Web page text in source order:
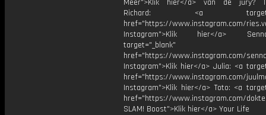
Meer">Klik hier</a> van de jury?
Richard: <a
href="https://www.instagram.com/
Instagram">Klik hier</a>
target="_blank"
href="https://www.instagram.com/
Instagram">Klik hier</a> Julia: <a
href="https://www.instagram.com/
Instagram">Klik hier</a> Toto: <a
href="https://www.instagram.com/
SLAM! Boost">Klik hier</a> Your Life